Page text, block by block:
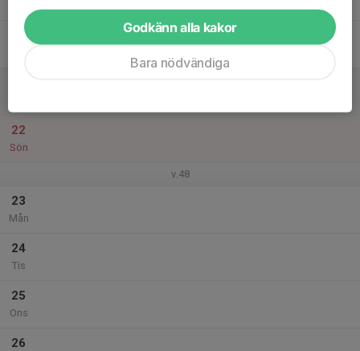
20
22
Sön
v.48
23
Mån
24
Tis
25
Ons
26
Godkänn alla kakor
Bara nödvändiga